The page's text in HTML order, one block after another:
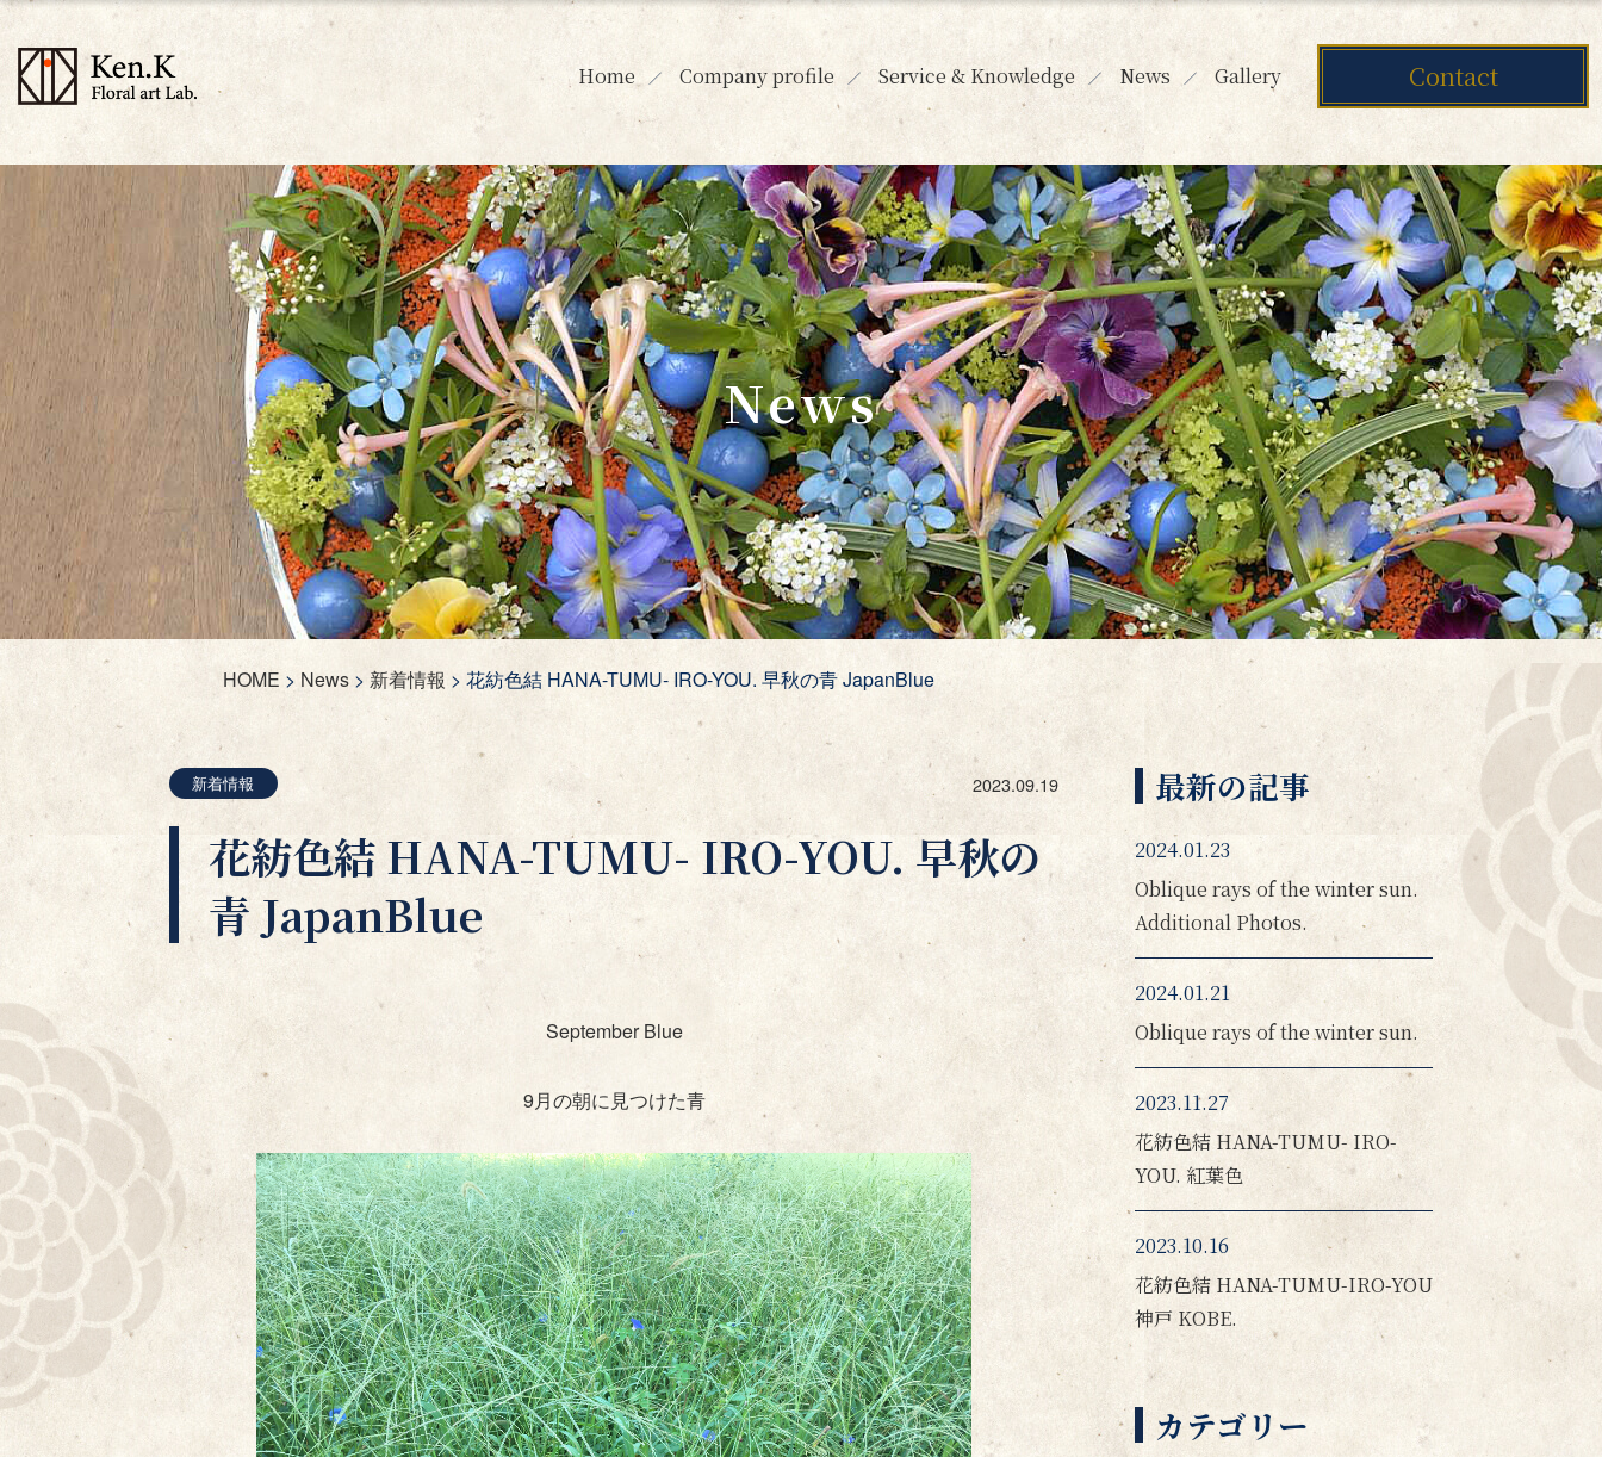
Home Company profile Service & Knowledge News Gallery Contact
News
HOME > News > 新着情報 > 花紡色結 HANA-TUMU- IRO-YOU. 早秋の青 JapanBlue
新着情報 2023.09.19
花紡色結 HANA-TUMU- IRO-YOU. 早秋の
青 JapanBlue
September Blue
9月の朝に見つけた青
最新の記事
2024.01.23
Oblique rays of the winter sun.
Additional Photos.
2024.01.21
Oblique rays of the winter sun.
2023.11.27
花紡色結 HANA-TUMU- IRO-
YOU. 紅葉色
2023.10.16
花紡色結 HANA-TUMU-IRO-YOU
神戸 KOBE.
カテゴリー